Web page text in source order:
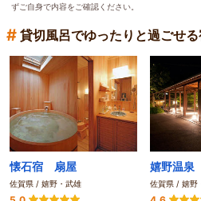
ずご自身で内容をご確認ください。
# 貸切風呂でゆったりと過ごせ
懐石宿 扇屋
佐賀県 / 嬉野・武雄 佐賀県 / 嬉野